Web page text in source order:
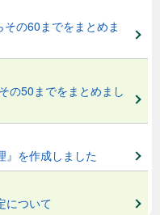
その60までをまとめま
の50までをまとめまし
』を作成しました
について